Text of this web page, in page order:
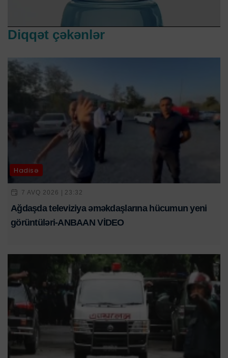
Diqqət çəkənlər
Hadisə
7 AVQ 2026 | 23:32
Ağdaşda televiziya əməkdaşlarına hücumun yeni
görüntüləri-ANBAAN VİDEO